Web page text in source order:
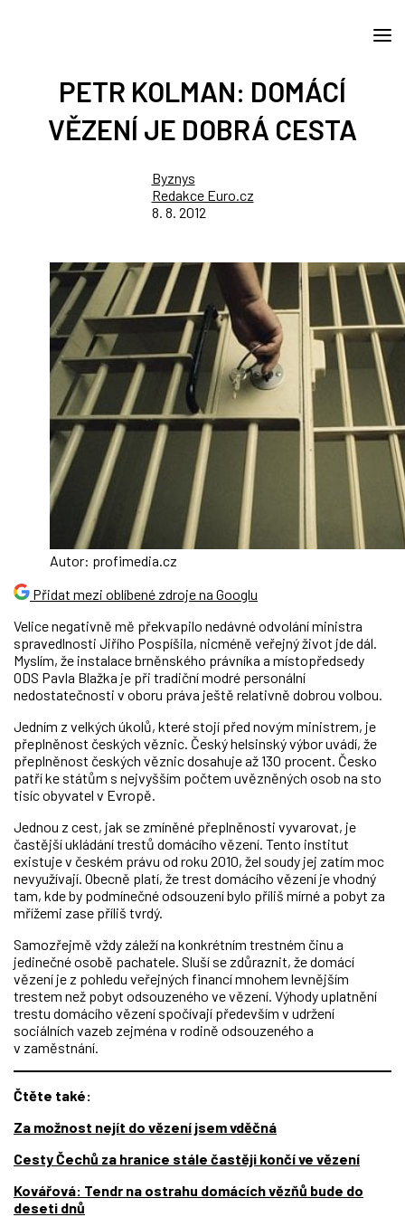
PETR KOLMAN: DOMÁCÍ
VĚZENÍ JE DOBRÁ CESTA
Byznys
Redakce Euro.cz
8. 8. 2012
Autor: profimedia.cz
Přidat mezi oblíbené zdroje na Googlu
Velice negativně mě překvapilo nedávné odvolání ministra
spravedlnosti Jiřího Pospíšila, nicméně veřejný život jde dál.
Myslím, že instalace brněnského právníka a místopředsedy
ODS Pavla Blažka je při tradiční modré personální
nedostatečnosti v oboru práva ještě relativně dobrou volbou.
Jedním z velkých úkolů, které stojí před novým ministrem, je
přeplněnost českých věznic. Český helsinský výbor uvádí, že
přeplněnost českých věznic dosahuje až 130 procent. Česko
patří ke státům s nejvyšším počtem uvězněných osob na sto
tisíc obyvatel v Evropě.
Jednou z cest, jak se zmíněné přeplněnosti vyvarovat, je
častější ukládání trestů domácího vězení. Tento institut
existuje v českém právu od roku 2010, žel soudy jej zatím moc
nevyužívají. Obecně platí, že trest domácího vězení je vhodný
tam, kde by podmínečné odsouzení bylo příliš mírné a pobyt za
mřížemi zase příliš tvrdý.
Samozřejmě vždy záleží na konkrétním trestném činu a
jedinečné osobě pachatele. Sluší se zdůraznit, že domácí
vězení je z pohledu veřejných financí mnohem levnějším
trestem než pobyt odsouzeného ve vězení. Výhody uplatnění
trestu domácího vězení spočívají především v udržení
sociálních vazeb zejména v rodině odsouzeného a
v zaměstnání.
Čtěte také:
Za možnost nejít do vězení jsem vděčná
Cesty Čechů za hranice stále častěji končí ve vězení
Kovářová: Tendr na ostrahu domácích vězňů bude do
deseti dnů